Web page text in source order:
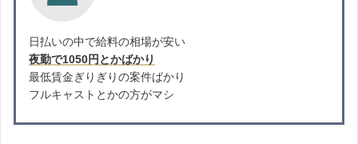
日払いの中で給料の相場が安い
夜勤で1050円とかばかり
最低賃金ぎりぎりの案件ばかり
フルキャストとかの方がマシ